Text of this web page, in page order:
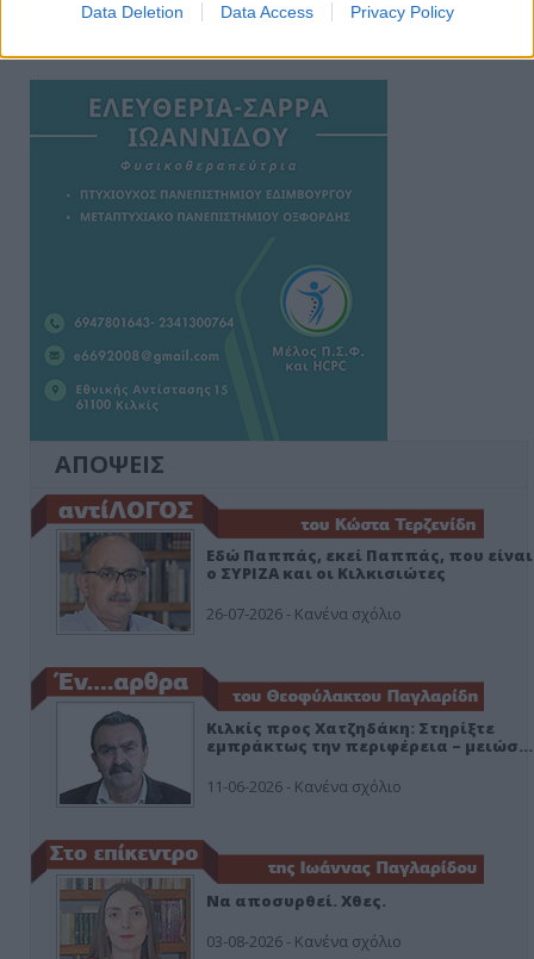
Data Deletion Data Access Privacy Policy
ΑΠΟΨΕΙΣ
Εδώ Παππάς, εκεί Παππάς, που είναι
ο ΣΥΡΙΖΑ και οι Κιλκισιώτες
26-07-2026 - Κανένα σχόλιο
Κιλκίς προς Χατζηδάκη: Στηρίξτε
εμπράκτως την περιφέρεια – μειώσ…
11-06-2026 - Κανένα σχόλιο
Να αποσυρθεί. Χθες.
03-08-2026 - Κανένα σχόλιο